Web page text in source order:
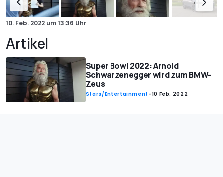
10. Feb. 2022 um13:36 Uhr
Artikel
Super Bowl 2022: Arnold
Schwarzenegger wird zum BMW-
Zeus
Stars/Entertainment -10 Feb. 2022